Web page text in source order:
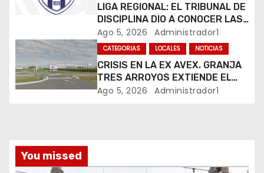
r
a
d
s
LIGA REGIONAL: EL TRIBUNAL DE
DISCIPLINA DIO A CONOCER LAS
SANCIONES DEL BOLETÍN
OFICIAL N.º 24
Ago 5, 2026 Administrador1
CATEGORIAS LOCALES NOTICIAS
CRISIS EN LA EX AVEX. GRANJA
TRES ARROYOS EXTIENDE EL
CIERRE DE LA PLANTA DE AVEX
Ago 5, 2026 Administrador1
You missed